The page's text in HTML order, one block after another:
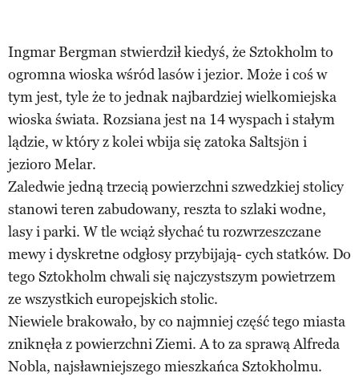
Ingmar Bergman stwierdził kiedyś, że Sztokholm to
ogromna wioska wśród lasów i jezior. Może i coś w
tym jest, tyle że to jednak najbardziej wielkomiejska
wioska świata. Rozsiana jest na 14 wyspach i stałym
lądzie, w który z kolei wbija się zatoka Saltsjön i
jezioro Melar.
Zaledwie jedną trzecią powierzchni szwedzkiej stolicy
stanowi teren zabudowany, reszta to szlaki wodne,
lasy i parki. W tle wciąż słychać tu rozwrzeszczane
mewy i dyskretne odgłosy przybijają- cych statków. Do
tego Sztokholm chwali się najczystszym powietrzem
ze wszystkich europejskich stolic.
Niewiele brakowało, by co najmniej część tego miasta
zniknęła z powierzchni Ziemi. A to za sprawą Alfreda
Nobla, najsławniejszego mieszkańca Sztokholmu.